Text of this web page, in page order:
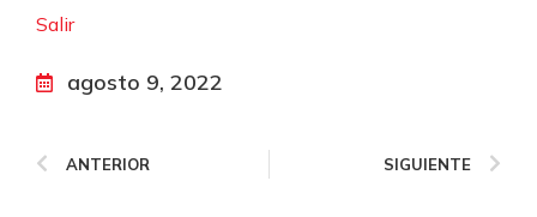
Salir
agosto 9, 2022
ANTERIOR SIGUIENTE